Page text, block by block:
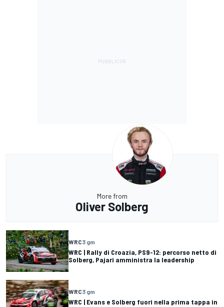
More from
Oliver Solberg
WRC3 gm
WRC | Rally di Croazia, PS9-12: percorso netto di
Solberg, Pajari amministra la leadership
WRC3 gm
WRC | Evans e Solberg fuori nella prima tappa in